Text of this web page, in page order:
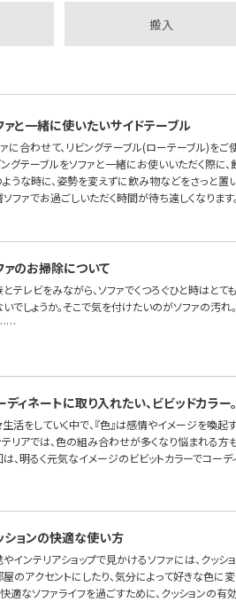
搬入
ァと一緒に使いたいサイドテーブル
に合わせて、リビングテーブル(ローテーブル)をご
ングテーブルをソファと一緒にお使いいただく際に
うな時に、姿勢を変えずに飲み物などをさっと置
ソファでお過ごしいただく時間が待ち遠しくなりま
ァのお掃除について
テレビをみながら、ソファでくつろぐひと時はと
いでしょうか。そこで気を付けたいのがソファの汚
……
ディネートに取り入れたい、ビビッドカラー。
活をしていく中で、『色』は感情やイメージを喚
リアでは、色の組み合わせが多くなり悩まれる方
、明るく元気なイメージのビビットカラーでコー
ションの快適な使い方
インテリアショップで見かけるソファには、クッシ
のアクセントにしたり、気分によって好きな色に
適なソファライフを過ごすために、クッションの